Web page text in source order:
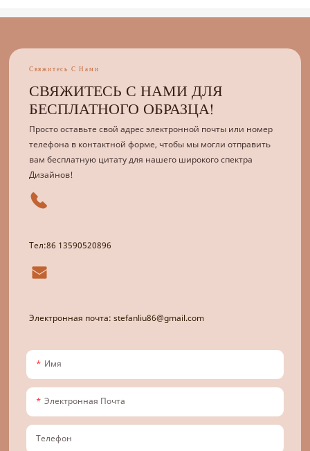
Свяжитесь С Нами
СВЯЖИТЕСЬ С НАМИ ДЛЯ
БЕСПЛАТНОГО ОБРАЗЦА!
Просто оставьте свой адрес электронной почты или номер
телефона в контактной форме, чтобы мы могли отправить
вам бесплатную цитату для нашего широкого спектра
Дизайнов!
Тел:86 13590520896
Электронная почта: stefanliu86@gmail.com
Имя
Электронная Почта
Телефон